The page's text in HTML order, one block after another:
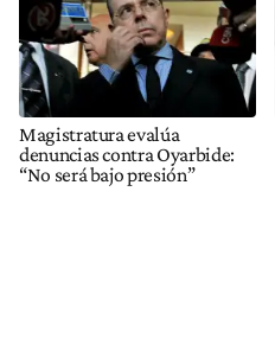
Magistratura evalúa
denuncias contra Oyarbide:
“No será bajo presión”